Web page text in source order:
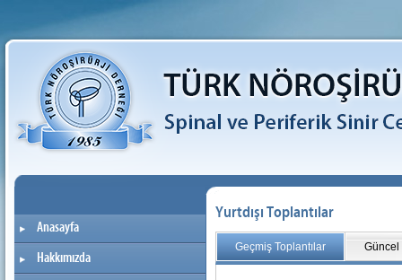
Anasayfa
Hakkımızda
Yurtdışı Toplantılar
Geçmiş Toplantılar Güncel